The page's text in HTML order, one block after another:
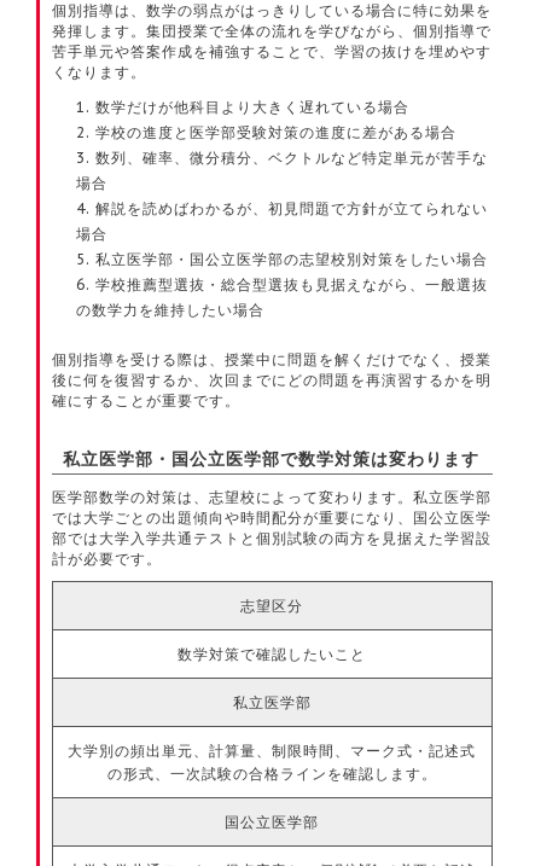
個別指導は、数学の弱点がはっきりしている場合に特に効果を
発揮します。集団授業で全体の流れを学びながら、個別指導で
苦手単元や答案作成を補強することで、学習の抜けを埋めやす
くなります。
数学だけが他科目より大きく遅れている場合
学校の進度と医学部受験対策の進度に差がある場合
数列、確率、微分積分、ベクトルなど特定単元が苦手な
場合
解説を読めばわかるが、初見問題で方針が立てられない
場合
私立医学部・国公立医学部の志望校別対策をしたい場合
学校推薦型選抜・総合型選抜も見据えながら、一般選抜
の数学力を維持したい場合
個別指導を受ける際は、授業中に問題を解くだけでなく、授業
後に何を復習するか、次回までにどの問題を再演習するかを明
確にすることが重要です。
私立医学部・国公立医学部で数学対策は変わります
医学部数学の対策は、志望校によって変わります。私立医学部
では大学ごとの出題傾向や時間配分が重要になり、国公立医学
部では大学入学共通テストと個別試験の両方を見据えた学習設
計が必要です。
志望区分
数学対策で確認したいこと
私立医学部
大学別の頻出単元、計算量、制限時間、マーク式・記述式
の形式、一次試験の合格ラインを確認します。
国公立医学部